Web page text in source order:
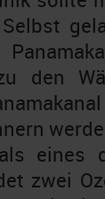
den
eines
zwei